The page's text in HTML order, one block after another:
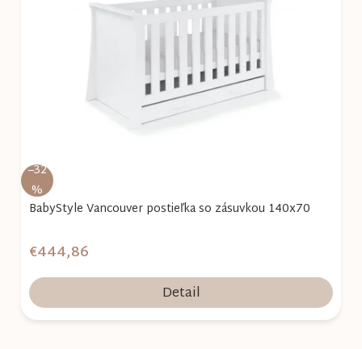
–32
%
BabyStyle Vancouver postieľka so zásuvkou 140x70
€444,86
Detail